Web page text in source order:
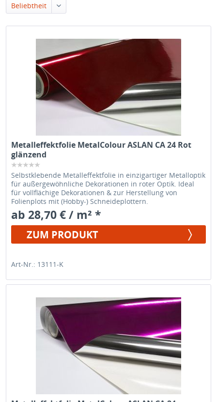
Beliebtheit
Metalleffektfolie MetalColour ASLAN CA 24 Rot
glänzend
Selbstklebende Metalleffektfolie in einzigartiger Metalloptik
für außergewöhnliche Dekorationen in roter Optik. Ideal
für vollflächige Dekorationen & zur Herstellung von
Folienplots mit (Hobby-) Schneideplottern.
ab 28,70 € / m² *
ZUM PRODUKT
Art-Nr.: 13111-K